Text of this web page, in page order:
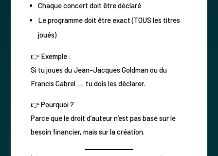
Chaque concert doit être déclaré
Le programme doit être exact (TOUS les titres
joués)
👉 Exemple :
Si tu joues du Jean-Jacques Goldman ou du
Francis Cabrel → tu dois les déclarer.
👉 Pourquoi ?
Parce que le droit d’auteur n’est pas basé sur le
besoin financier, mais sur la création.